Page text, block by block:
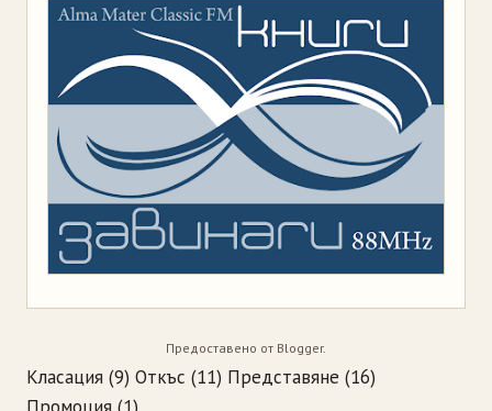
Предоставено от Blogger.
Класация (9) Откъс (11) Представяне (16)